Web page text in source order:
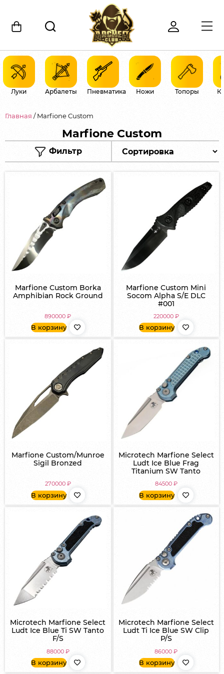
Луки Арбалеты Пневматика Ножи Топоры
Главная / Marfione Custom
Marfione Custom
Фильтр
Marfione Custom Borka
Amphibian Rock Ground
890000₽
В корзину
Marfione Custom Mini
Socom Alpha S/E DLC
#001
220000 ₽
В корзину
Marfione Custom/Munroe
Sigil Bronzed
270000 ₽
В корзину
Microtech Marfione Select
Ludt Ice Blue Frag
Titanium SW Tanto
84500 ₽
В корзину
Microtech Marfione Select
Ludt Ice Blue Ti SW Tanto
F/S
88000 ₽
В корзину
Microtech Marfione Select
Ludt Ti Ice Blue SW Clip
P/S
86000₽
В корзину